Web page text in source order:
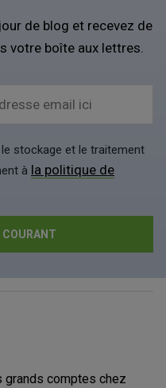
de blog et recevez de
votre boîte aux lettres.
email ici
stockage et le traitement
à la politique de
grands comptes chez